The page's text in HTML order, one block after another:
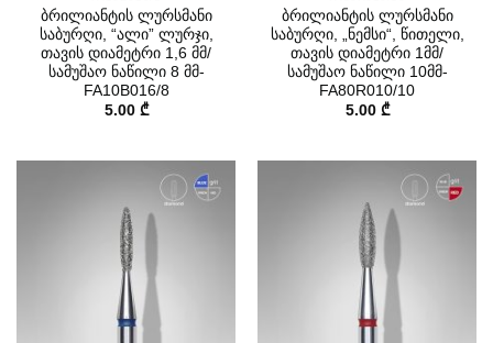
ბრილიანტის ლურსმანი
საბურღი, “ალი” ლურჯი,
თავის დიამეტრი 1,6 მმ/
სამუშაო ნაწილი 8 მმ-
FA10B016/8
5.00 ₾
ბრილიანტის ლურსმანი
საბურღი, „ნემსი“, წითელი,
თავის დიამეტრი 1მმ/
სამუშაო ნაწილი 10მმ-
FA80R010/10
5.00 ₾